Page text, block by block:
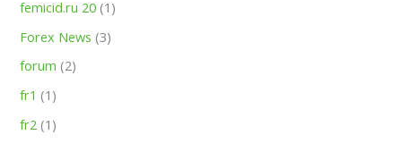
femicid.ru 20 (1)
Forex News (3)
forum (2)
fr1 (1)
fr2 (1)